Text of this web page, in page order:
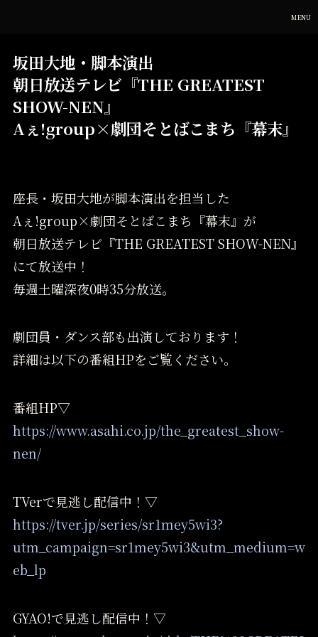
MENU
坂田大地・脚本演出
朝日放送テレビ『THE GREATEST
SHOW-NEN』
Aぇ!group×劇団そとばこまち『幕末』
座長・坂田大地が脚本演出を担当した
Aぇ!group×劇団そとばこまち『幕末』が
朝日放送テレビ『THE GREATEST SHOW-NEN』
にて放送中！
毎週土曜深夜0時35分放送。
劇団員・ダンス部も出演しております！
詳細は以下の番組HPをご覧ください。
番組HP▽
https://www.asahi.co.jp/the_greatest_show-
nen/
TVerで見逃し配信中！▽
https://tver.jp/series/sr1mey5wi3?
utm_campaign=sr1mey5wi3&utm_medium=w
eb_lp
GYAO!で見逃し配信中！▽